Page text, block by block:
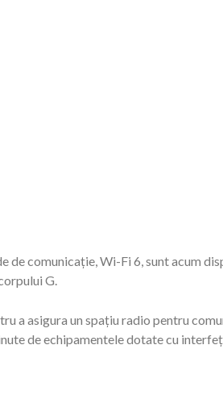
de comunicație, Wi-Fi 6, sunt acum
G.
a asigura un spațiu radio pentru
de echipamentele dotate cu